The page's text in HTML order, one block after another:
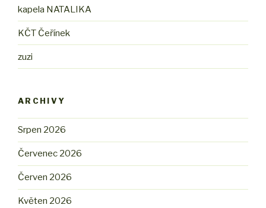
kapela NATALIKA
KČT Čeřínek
zuzi
ARCHIVY
Srpen 2026
Červenec 2026
Červen 2026
Květen 2026